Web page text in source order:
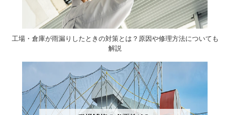
工場・倉庫が雨漏りしたときの対策とは？原因や修理方法についても
解説